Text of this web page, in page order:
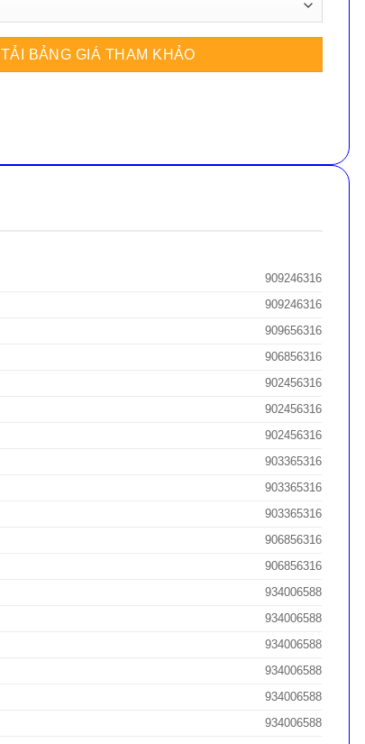
909246316
909246316
909656316
906856316
902456316
902456316
902456316
903365316
903365316
903365316
906856316
906856316
934006588
934006588
934006588
934006588
934006588
934006588